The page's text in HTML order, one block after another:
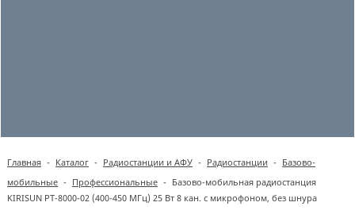
Главная - Каталог - Радиостанции и АФУ - Радиостанции - Базово-
мобильные - Профессиональные - Базово-мобильная радиостанция
KIRISUN PT-8000-02 (400-450 МГц) 25 Вт 8 кан. с микрофоном, без шнура